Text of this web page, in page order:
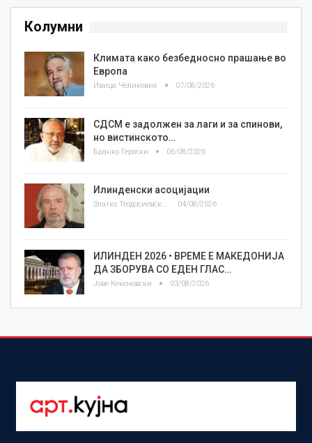
Колумни
Климата како безбедносно прашање во
Европа
Ивица Челиковиќ 07/08/2026
СДСМ е задолжен за лаги и за спинови,
но вистинското…
Бранко Героски 06/08/2026
Илинденски асоцијации
Златко Теодосиевски 04/08/2026
ИЛИНДЕН 2026 • ВРЕМЕ Е МАКЕДОНИЈА
ДА ЗБОРУВА СО ЕДЕН ГЛАС…
Јове Кекеновски 03/08/2026